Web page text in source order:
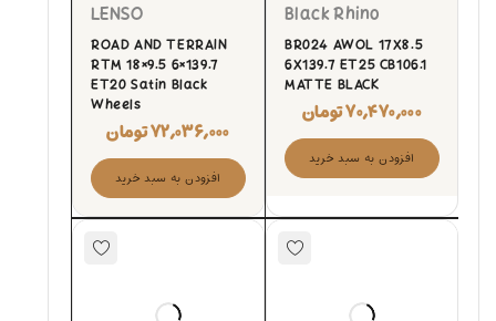
Black Rhino
BR024 AWOL 17X8.5
6X139.7 ET25 CB106.1
MATTE BLACK
۷۰,۴۷۰,۰۰۰تومان
افزودن به سبد خرید
LENSO
ROAD AND TERRAIN
RTM 18×9.5 6×139.7
ET20 Satin Black
Wheels
۷۲,۰۳۶,۰۰۰تومان
افزودن به سبد خرید